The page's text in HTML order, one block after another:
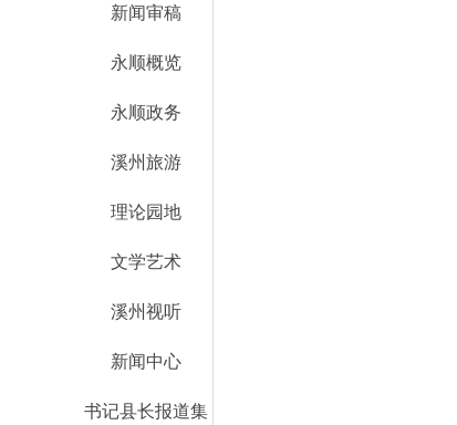
新闻审稿
永顺概览
永顺政务
溪州旅游
理论园地
文学艺术
溪州视听
新闻中心
书记县长报道集